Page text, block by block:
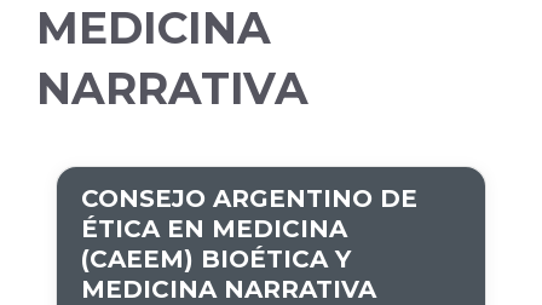
MEDICINA
NARRATIVA
CONSEJO ARGENTINO DE
ÉTICA EN MEDICINA
(CAEEM) BIOÉTICA Y
MEDICINA NARRATIVA